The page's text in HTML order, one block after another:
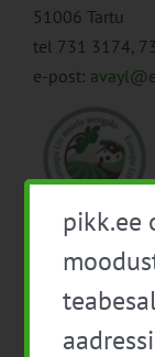
51006 Tartu
tel 731 3174,
e-post:
pikk.ee